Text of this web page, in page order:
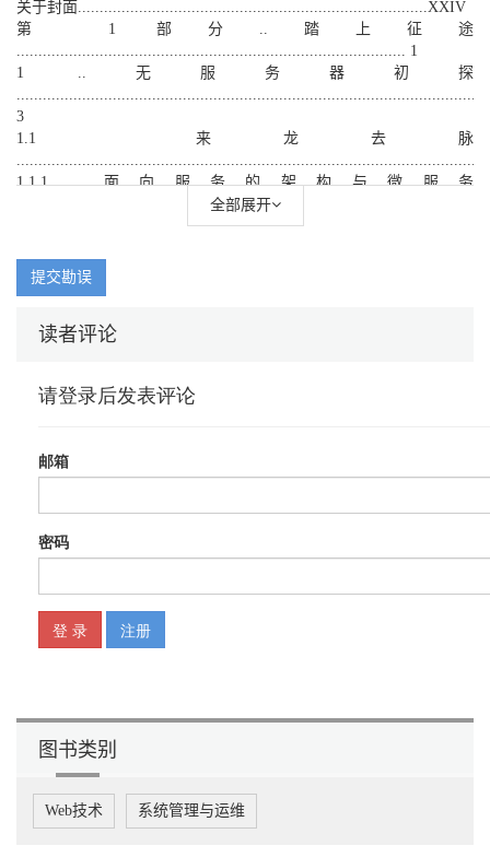
关于封面................................................................................XXIV
第 1 部分..踏上征途
......................................................................................... 1
1 ..无服务器初探
3
1.1 来龙去脉
1.1.1 面向服务的架构与微服务
..................................................................5
1.1.2 软件设计
1.2 无服务器架构原则
......................................................9
1.2.3 设计基于推送的、事件驱动的管道
................................................................ 11
................................................................................12
1.3 从服务器过渡到服务
....................................................................................12
........................................................................................13
....................................................................................13
2 ...架构与模式
...........................................................................................................
2.1 使用场景
全部展开
提交勘误
读者评论
图书类别
Web技术 系统管理与运维